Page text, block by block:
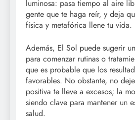
luminosa: pasa tiempo al aire
gente que te haga reír, y deja
física y metafórica llene tu vida.
Además, El Sol puede sugerir
para comenzar rutinas o
que es probable que los
favorables. No obstante, no
positiva te lleve a excesos; la
siendo clave para mantener un
salud.